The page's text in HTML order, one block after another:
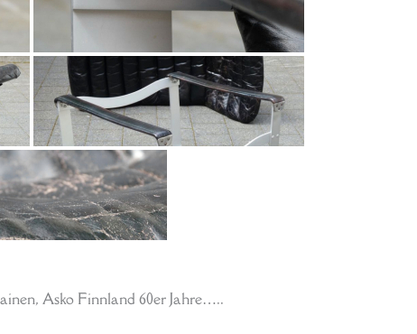
Asko Finnland 60er Jahre…..